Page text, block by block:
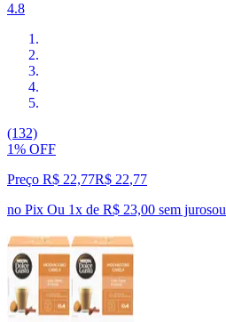
4.8
(132)
1% OFF
Preço R$ 22,77R$ 22,77
no Pix Ou 1x de R$ 23,00 sem jurosou